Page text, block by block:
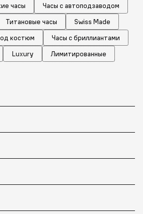
часы
Часы с автоподзаводом
Титановые часы
Swiss Made
костюм
Часы с бриллиантами
Luxury Лимитированные